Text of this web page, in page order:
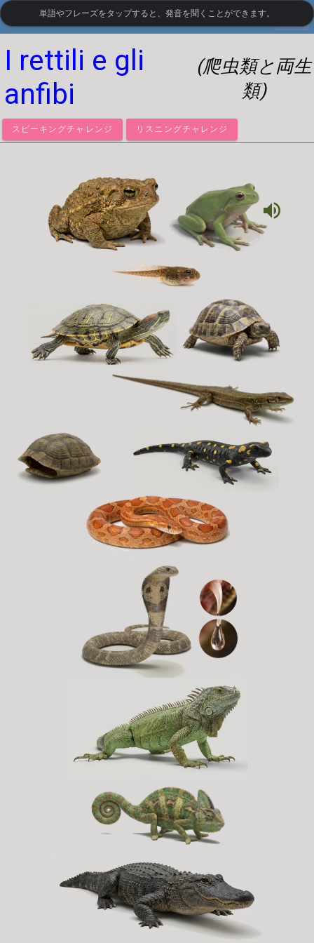
LanguageGuide.org• イタリア語の視覚語彙
I rettili e gli
anfibi
(爬虫類と両生
類)
スピーキングチャレンジ リスニングチャレンジ
単語やフレーズをタップすると、発音を聞くことができます。
volume_up